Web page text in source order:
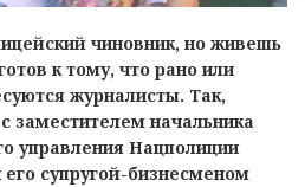
чиновник, но живешь
к тому, что рано или
журналисты. Так,
заместителем начальника
управления Нацполиции
супругой-бизнесменом